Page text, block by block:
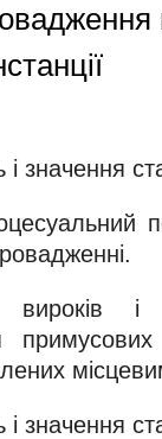
значення
вироків
значення